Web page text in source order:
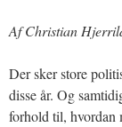
Af Christian
Der sker store
disse år. Og
forhold til, hvordan